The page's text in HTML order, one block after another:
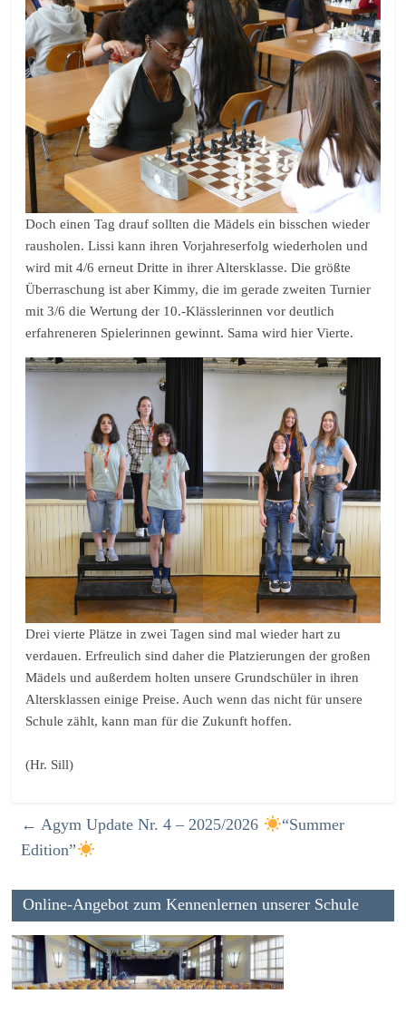
Doch einen Tag drauf sollten die Mädels ein bisschen wieder
rausholen. Lissi kann ihren Vorjahreserfolg wiederholen und
wird mit 4/6 erneut Dritte in ihrer Altersklasse. Die größte
Überraschung ist aber Kimmy, die im gerade zweiten Turnier
mit 3/6 die Wertung der 10.-Klässlerinnen vor deutlich
erfahreneren Spielerinnen gewinnt. Sama wird hier Vierte.
Drei vierte Plätze in zwei Tagen sind mal wieder hart zu
verdauen. Erfreulich sind daher die Platzierungen der großen
Mädels und außerdem holten unsere Grundschüler in ihren
Altersklassen einige Preise. Auch wenn das nicht für unsere
Schule zählt, kann man für die Zukunft hoffen.
(Hr. Sill)
← Agym Update Nr. 4 – 2025/2026
“Summer
Edition”
Online-Angebot zum Kennenlernen unserer Schule